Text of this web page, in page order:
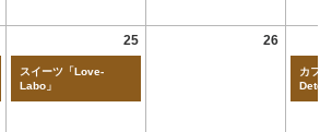
25
スイーツ「Love-
Labo」
26
カ